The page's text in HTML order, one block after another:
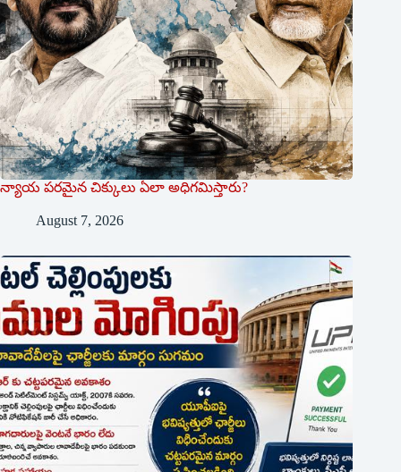
న్యాయ పరమైన చిక్కులు ఏలా అధిగమిస్తారు?
August 7, 2026